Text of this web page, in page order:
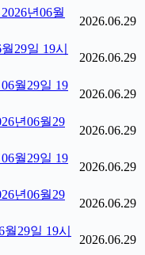
년06월
2026.06.29
29일 19시
2026.06.29
월29일 19
2026.06.29
년06월29
2026.06.29
월29일 19
2026.06.29
년06월29
2026.06.29
29일 19시
2026.06.29